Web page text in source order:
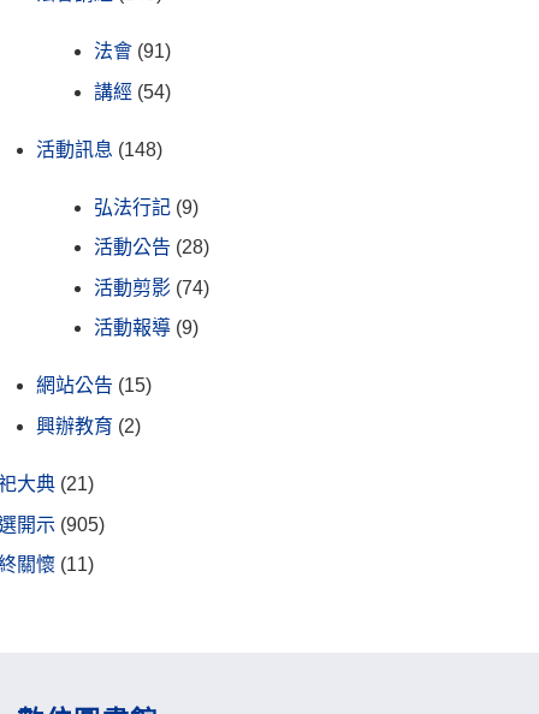
法會 (91)
講經 (54)
活動訊息 (148)
弘法行記 (9)
活動公告 (28)
活動剪影 (74)
活動報導 (9)
網站公告 (15)
興辦教育 (2)
大典 (21)
開示 (905)
關懷 (11)